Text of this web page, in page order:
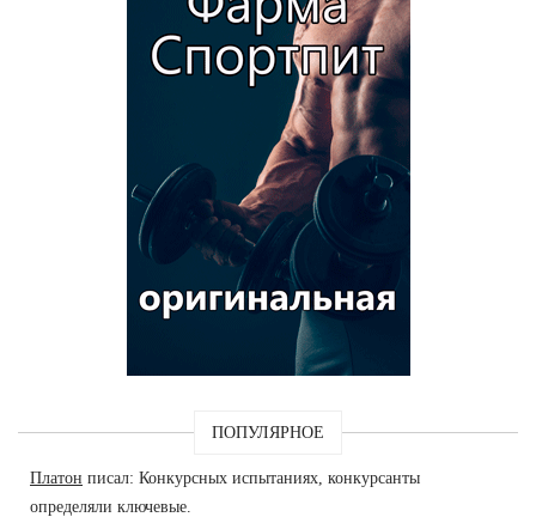
ПОПУЛЯРНОЕ
Платон писал: Конкурсных испытаниях, конкурсанты
определяли ключевые.